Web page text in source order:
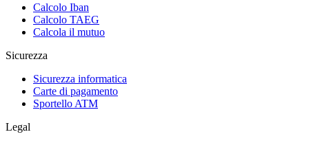
Calcolo Iban
Calcolo TAEG
Calcola il mutuo
Sicurezza
Sicurezza informatica
Carte di pagamento
Sportello ATM
Legal